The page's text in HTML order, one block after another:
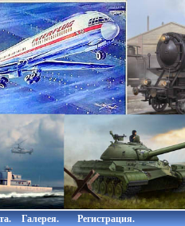
Галерея. Регистрация.